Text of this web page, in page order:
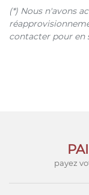
(*) Nous n'avons
contacter pour en
payez